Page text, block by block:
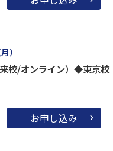
）
来校/オンライン）◆東京校
お申し込み